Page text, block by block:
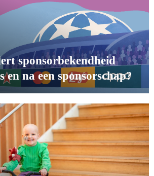
sponsorbekendheid
en na een sponsorschap?